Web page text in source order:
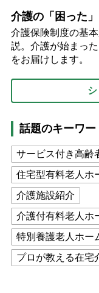
介護の「困った
介護保険制度の基
説。介護が始まっ
をお届けします。
話題のキーワー
サービス付き高齢
住宅型有料老人ホ
介護施設紹介
介護付有料老人ホ
特別養護老人ホー
プロが教える在宅